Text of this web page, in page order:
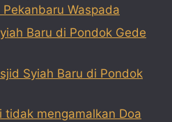
Waspada
Baru di Pondok Gede
Syiah Baru di Pondok
tidak mengamalkan Doa